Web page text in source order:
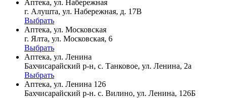
Аптека, ул. Набережная
г. Алушта, ул. Набережная, д. 17В
Выбрать
Аптека, ул. Московская
г. Ялта, ул. Московская, 6
Выбрать
Аптека, ул. Ленина
Бахчисарайский р-н, с. Танковое, ул. Ленина, 2а
Выбрать
Аптека, ул. Ленина 126
Бахчисарайский р-н. с. Вилино, ул. Ленина, 126Б